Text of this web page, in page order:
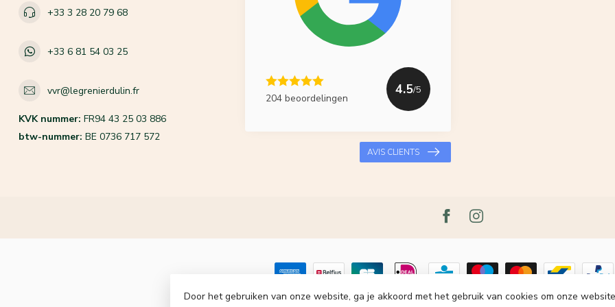
+33 3 28 20 79 68
+33 6 81 54 03 25
vvr@legrenierdulin.fr
KVK nummer: FR94 43 25 03 886
btw-nummer: BE 0736 717 572
204 beoordelingen
4.5/5
AVIS CLIENTS
© Copyright 2026 Le Grenier du Lin- Powered byLightspeed-Lightspeed designby
Door het gebruiken van onze website, ga je akkoord met het gebruik van cookies om onze